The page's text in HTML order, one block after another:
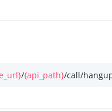
/{api_path}/call/